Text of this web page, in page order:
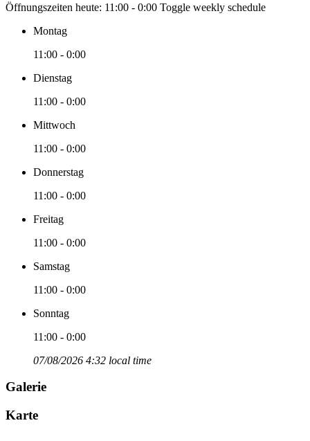
Öffnungszeiten heute: 11:00 - 0:00 Toggle weekly schedule
Montag
11:00 - 0:00
Dienstag
11:00 - 0:00
Mittwoch
11:00 - 0:00
Donnerstag
11:00 - 0:00
Freitag
11:00 - 0:00
Samstag
11:00 - 0:00
Sonntag
11:00 - 0:00
07/08/2026 4:32 local time
Galerie
Karte